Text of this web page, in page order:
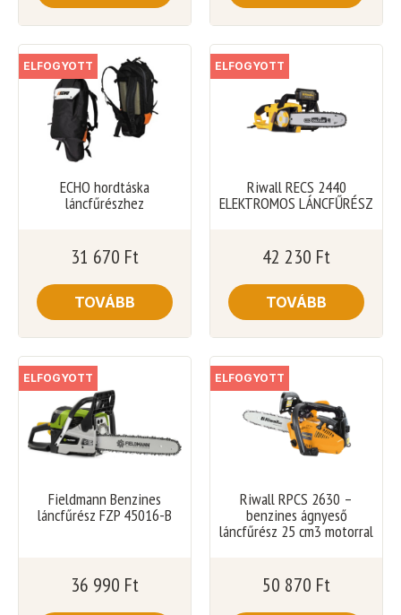
ELFOGYOTT
ECHO hordtáska
láncfűrészhez
31 670 Ft
TOVÁBB
ELFOGYOTT
Riwall RECS 2440
ELEKTROMOS LÁNCFŰRÉSZ
42 230 Ft
TOVÁBB
ELFOGYOTT
Fieldmann Benzines
láncfűrész FZP 45016-B
36 990 Ft
ELFOGYOTT
Riwall RPCS 2630 –
benzines ágnyeső
láncfűrész 25 cm3 motorral
50 870 Ft